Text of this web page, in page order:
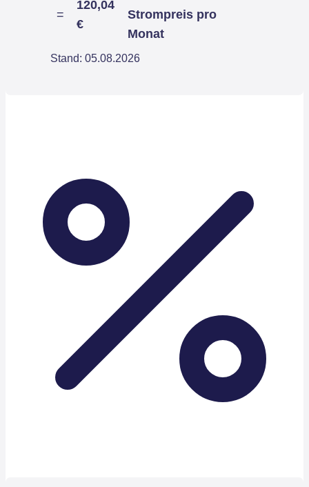
=
120,04
€
Strompreis pro
Monat
Stand: 05.08.2026